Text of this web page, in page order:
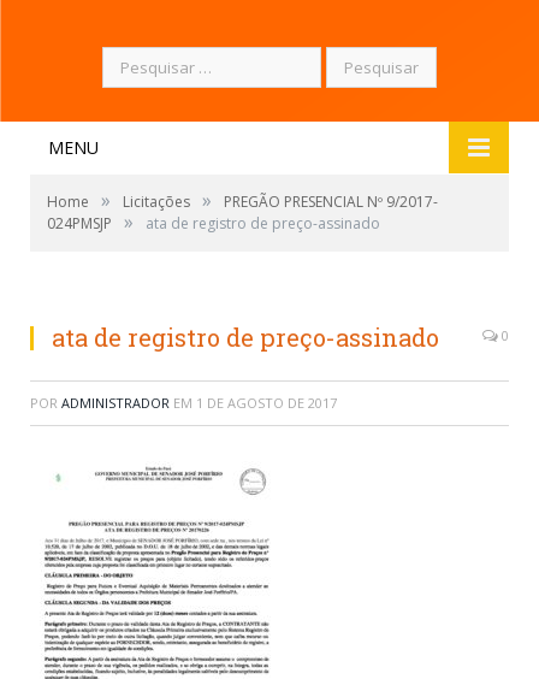
Pesquisar
por:
MENU
Home » Licitações »
PREGÃO PRESENCIAL Nº 9/2017-
024PMSJP
» ata de registro de preço-assinado
ata de registro de preço-assinado 0
POR ADMINISTRADOR EM 1 DE AGOSTO DE 2017